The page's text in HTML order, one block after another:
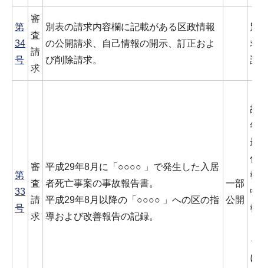
第
34
号
審
査
請
求
別表の請求内容欄に記載がある区政情報
の公開請求、自己情報の開示、訂正およ
び削除請求。
別
求
認
第
33
号
審
査
請
求
平成29年8月に「○○○○ 」で発生した入居
者死亡事案の事故報告書。
平成29年8月以降の「○○○○ 」への区の指
導および改善報告の記録。
一部
公開
故
年
最
付
報
中
報
う
に